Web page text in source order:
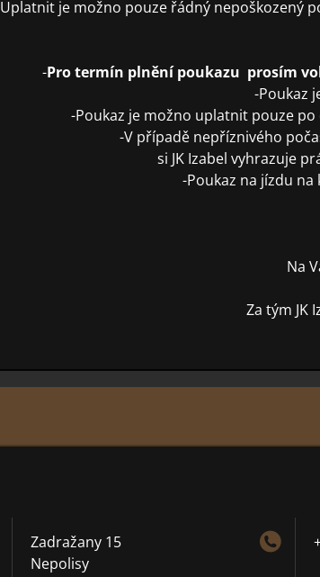
Uplatnit je možno pouze řádný nepoškozený
-Pro termín plnění poukazu prosím
-Poukaz
-Poukaz je možno uplatnit pouze
-V případě nepříznivého
si JK Izabel vyhrazuje
-Poukaz na jízdu
Na
Za tým JK
Zadražany 15
Nepolisy